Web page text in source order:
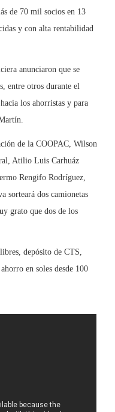
de 70 mil socios en 13
y con alta rentabilidad
anunciaron que se
entre otros durante el
los ahorristas y para
de la COOPAC, Wilson
Atilio Luis Carhuáz
Rengifo Rodríguez,
sorteará dos camionetas
grato que dos de los
depósito de CTS,
en soles desde 100